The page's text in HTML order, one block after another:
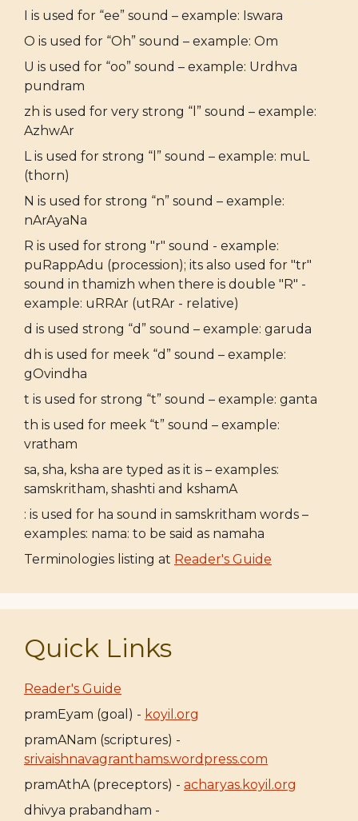
I is used for “ee” sound – example: Iswara
O is used for “Oh” sound – example: Om
U is used for “oo” sound – example: Urdhva
pundram
zh is used for very strong “l” sound – example:
AzhwAr
L is used for strong “l” sound – example: muL
(thorn)
N is used for strong “n” sound – example:
nArAyaNa
R is used for strong "r" sound - example:
puRappAdu (procession); its also used for "tr"
sound in thamizh when there is double "R" -
example: uRRAr (utRAr - relative)
d is used strong “d” sound – example: garuda
dh is used for meek “d” sound – example:
gOvindha
t is used for strong “t” sound – example: ganta
th is used for meek “t” sound – example:
vratham
sa, sha, ksha are typed as it is – examples:
samskritham, shashti and kshamA
: is used for ha sound in samskritham words –
examples: nama: to be said as namaha
Terminologies listing at Reader's Guide
Quick Links
Reader's Guide
pramEyam (goal) - koyil.org
pramANam (scriptures) -
srivaishnavagranthams.wordpress.com
pramAthA (preceptors) - acharyas.koyil.org
dhivya prabandham -